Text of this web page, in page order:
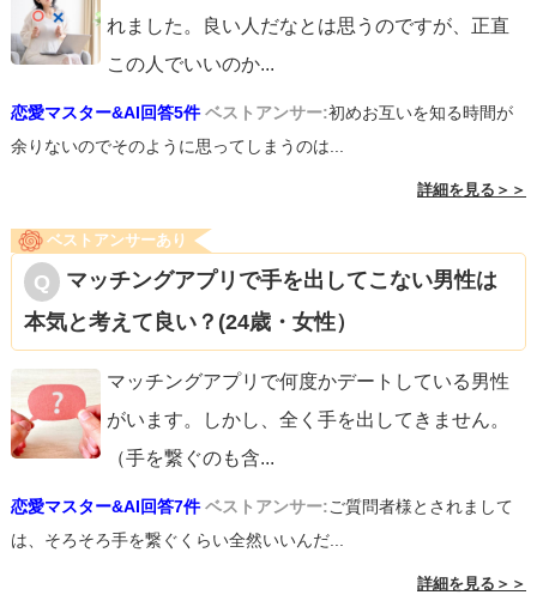
れました。良い人だなとは思うのですが、正直
この人でいいのか...
恋愛マスター&AI回答5件 ベストアンサー:初めお互いを知る時間が
余りないのでそのように思ってしまうのは...
詳細を見る＞＞
ベストアンサーあり
マッチングアプリで手を出してこない男性は
本気と考えて良い？(24歳・女性）
マッチングアプリで何度かデートしている男性
がいます。しかし、全く手を出してきません。
（手を繋ぐのも含...
恋愛マスター&AI回答7件 ベストアンサー:ご質問者様とされまして
は、そろそろ手を繋ぐくらい全然いいんだ...
詳細を見る＞＞